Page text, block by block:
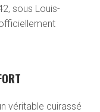
sous Louis-
véritable cuirassé